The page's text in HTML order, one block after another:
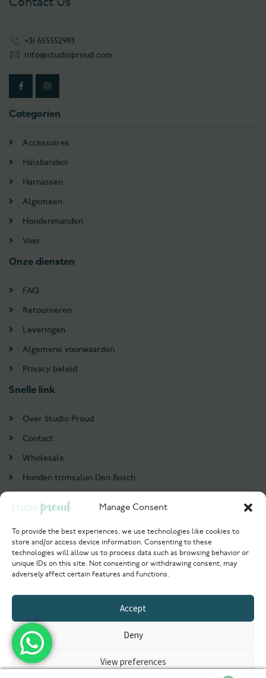
Manage Consent
To provide the best experiences, we use technologies like cookies to
store and/or access device information. Consenting to these
technologies will allow us to process data such as browsing behavior or
unique IDs on this site. Not consenting or withdrawing consent, may
adversely affect certain features and functions.
Accept
Deny
View preferences
+31 655552993
info@studioproud.com
Categorien
Accessoires
Halsbanden
Harnassen
Algemeen
Hondenmanden
Voer
Onze diensten
FAQ
Retourneren
Leveringen
Algemene voorwaarden
Privacy beleid
Snelle link
Over Studio Proud
Contact
Wholesale
Honden trimsalon Den Bosch
Login / Register
Probeer nu
© 2021 Studioproud. All rights reserved.
Powered by